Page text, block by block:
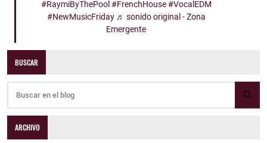
#RaymiByThePool #FrenchHouse #VocalEDM
#NewMusicFriday ♬ sonido original - Zona
Emergente
BUSCAR
ARCHIVO